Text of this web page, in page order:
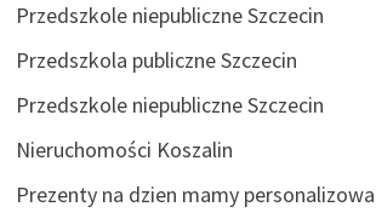
Przedszkole niepubliczne Szczecin
Przedszkola publiczne Szczecin
Przedszkole niepubliczne Szczecin
Nieruchomości Koszalin
Prezenty na dzien mamy